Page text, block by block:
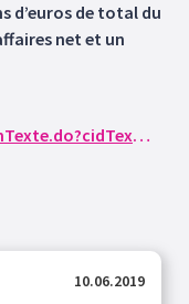
d’euros de total du
net et un
https://www.legifrance.gouv.fr/affichTexte.do?cidTexte=JORFTEXT000038529289&dateTexte=&categorieLien=ID
10.06.2019